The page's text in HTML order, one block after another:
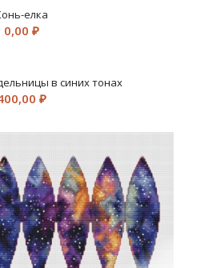
елка
0,00 ₽
в синих тонах
₽